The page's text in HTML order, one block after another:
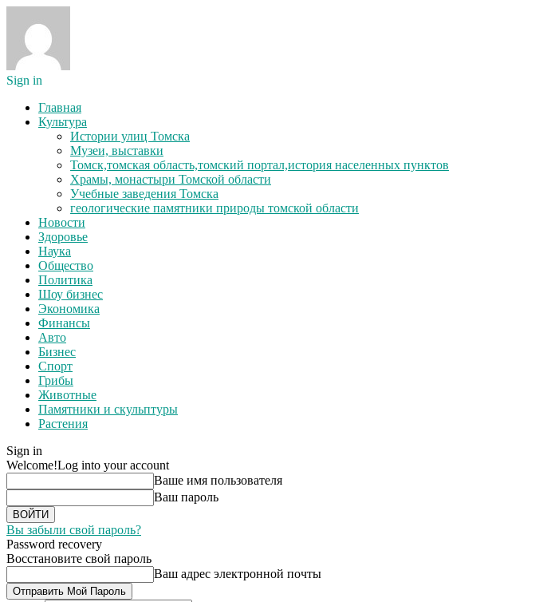
Sign in
Главная
Культура
Истории улиц Томска
Музеи, выставки
Томск,томская область,томский портал,история населенных пунктов
Храмы, монастыри Томской области
Учебные заведения Томска
геологические памятники природы томской области
Новости
Здоровье
Наука
Общество
Политика
Шоу бизнес
Экономика
Финансы
Авто
Бизнес
Спорт
Грибы
Животные
Памятники и скульптуры
Растения
Sign in
Welcome!Log into your account
Ваше имя пользователя
Ваш пароль
Вы забыли свой пароль?
Password recovery
Восстановите свой пароль
Ваш адрес электронной почты